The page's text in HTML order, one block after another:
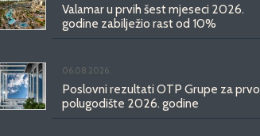
Valamar u prvih šest mjeseci 2026.
godine zabilježio rast od 10%
06.08.2026.
Poslovni rezultati OTP Grupe za prvo
polugodište 2026. godine